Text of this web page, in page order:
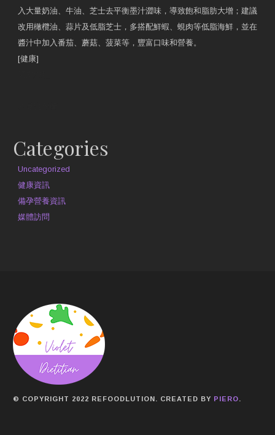
入大量奶油、牛油、芝士去平衡墨汁澀味，導致飽和脂肪大增；建議
改用橄欖油、蒜片及低脂芝士，多搭配鮮蝦、蜆肉等低脂海鮮，並在
醬汁中加入番茄、蘑菇、菠菜等，豐富口味和營養。
[健康]
Categories
Uncategorized
健康資訊
備孕營養資訊
媒體訪問
© COPYRIGHT 2022 REFOODLUTION. CREATED BY PIERO